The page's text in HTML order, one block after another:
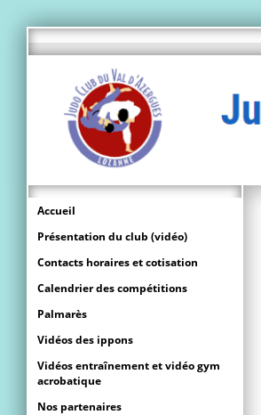
Accueil
Présentation du club (vidéo)
Contacts horaires et cotisation
Calendrier des compétitions
Palmarès
Vidéos des ippons
Vidéos entraînement et vidéo gym
acrobatique
Nos partenaires